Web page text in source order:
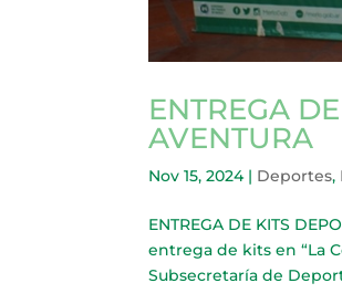
ENTREGA
AVENTURA
Nov 15, 2024| Deportes,
ENTREGA DE KITS
entrega de kits en “La
Subsecretaría de